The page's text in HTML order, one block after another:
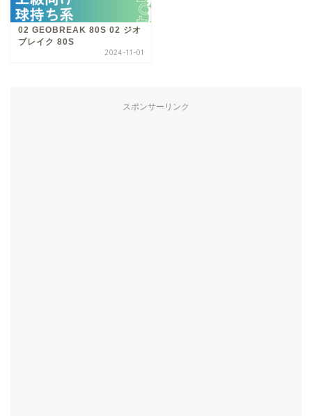
02 GEOBREAK 80S 02 ジオ
ブレイク 80S
2024-11-01
スポンサーリンク